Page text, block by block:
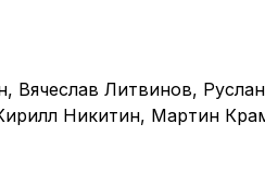
Вячеслав Литвинов,
Никитин, Мартин